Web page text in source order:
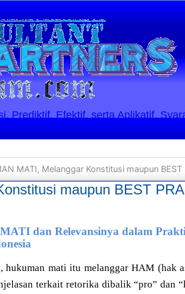
Prediktif, Efektif, serta Aplikatif.
MATI, Melanggar Konstitusi maupun BEST
maupun BEST
dan Relevansinya dalam
hukuman mati itu melanggar HAM (hak
terkait retorika dibalik “pro” dan